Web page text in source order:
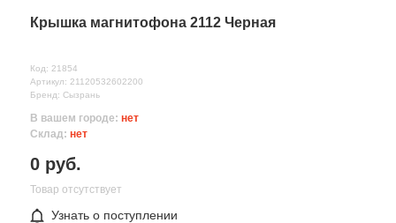
Комментарий
Крышка магнитофона 2112 Черная
Код: 21854
Артикул: 21120532602200
Бренд: Сызрань
В вашем городе: нет
Склад: нет
0 руб.
Товар отсутствует
Узнать о поступлении